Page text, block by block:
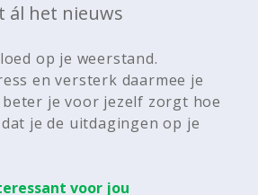
ál het nieuws
op je weerstand.
en versterk daarmee je
beter je voor jezelf zorgt hoe
je de uitdagingen op je
voor jou